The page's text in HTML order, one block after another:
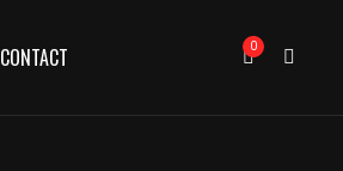
CONTACT 0